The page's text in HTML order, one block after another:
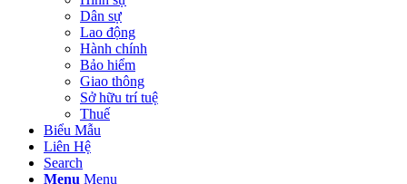
Dân sự
Lao động
Hành chính
Bảo hiểm
Giao thông
Sở hữu trí tuệ
Thuế
Biểu Mẫu
Liên Hệ
Search
Menu Menu